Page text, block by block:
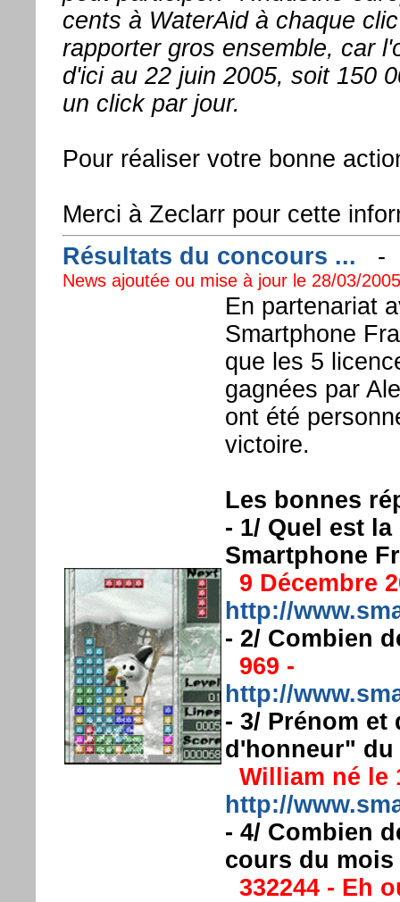
cents à WaterAid à chaque
rapporter gros ensemble, car
d'ici au 22 juin 2005, soit 150
un click par jour.
Pour réaliser votre bonne
Merci à Zeclarr pour cette
Résultats du concours ...
News ajoutée ou mise à jour le 28/03/
En partenariat
Smartphone
que les 5
gagnées par
ont été
victoire.
Les bonnes
- 1/ Quel est
Smartphone
9 Décembre
http://
- 2/ Combien
969 -
http://
- 3/ Prénom et
d'honneur" du
William né le
http://
- 4/ Combien
cours du mois
332244 - Eh